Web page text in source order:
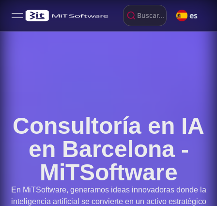
open navigation menu Buscar... es
Consultoría en IA
en Barcelona -
MiTSoftware
En MiTSoftware, generamos ideas innovadoras donde la
inteligencia artificial se convierte en un activo estratégico